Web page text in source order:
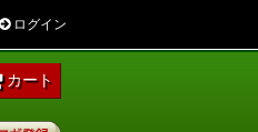
ログイン
カート